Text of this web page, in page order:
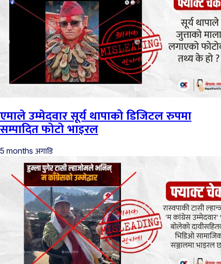
एमाले उम्मेदवार सूर्य थापाको डिजिटल रुपमा
सम्पादित फोटो भाइरल
5 months अगाडि